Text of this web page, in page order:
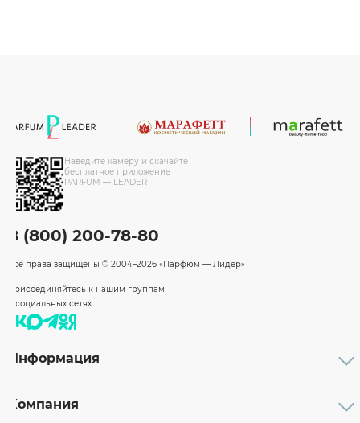
Наведите камеру и скачайте
бесплатное приложение
PARFUM — LEADER
8 (800) 200-78-80
Все права защищены © 2004–2026 «Парфюм — Лидер»
Присоединяйтесь к нашим группам
в социальных сетях
Информация
Бренды
Компания